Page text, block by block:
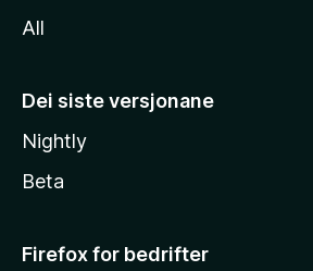
All
Dei siste versjonane
Nightly
Beta
Firefox for bedrifter